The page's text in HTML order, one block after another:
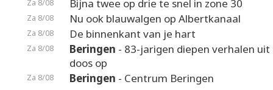
Za 8/08 Bijna twee op drie te snel in zone 30
Za 8/08 Nu ook blauwalgen op Albertkanaal
Za 8/08 De binnenkant van je hart
Za 8/08 Beringen - 83-jarigen diepen verhalen uit
doos op
Za 8/08 Beringen - Centrum Beringen